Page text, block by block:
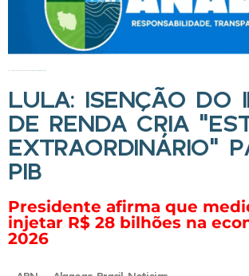
LULA: ISENÇÃO DO
DE RENDA CRIA
EXTRAORDINÁRIO”
PIB
Presidente afirma que
injetar R$ 28 bilhões na
2026